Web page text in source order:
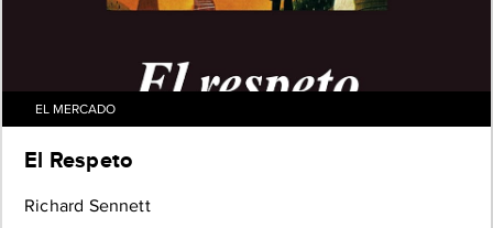
EL MERCADO
El Respeto
Richard Sennett